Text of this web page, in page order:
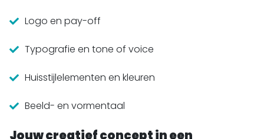
Logo en pay-off
Typografie en tone of voice
Huisstijlelementen en kleuren
Beeld- en vormentaal
Jouw creatief concept in een